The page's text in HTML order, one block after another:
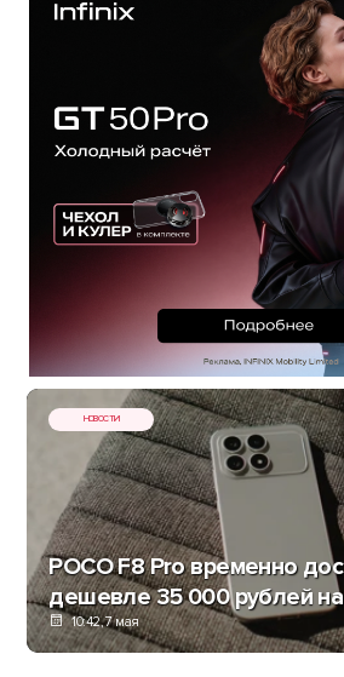
НОВОСТИ
POCO F8 Pro временно
дешевле 35 000 рублей
10:42, 7 мая